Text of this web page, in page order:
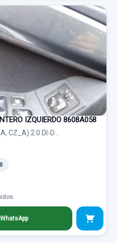
IZQUIERDO 8608A058
CZ_A) 2.0 DI-D...